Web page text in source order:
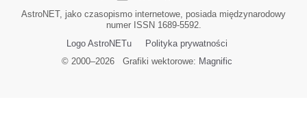
AstroNET, jako czasopismo internetowe, posiada międzynarodowy
numer ISSN 1689-5592.
Logo AstroNETu
Polityka prywatności
© 2000–2026Grafiki wektorowe: Magnific